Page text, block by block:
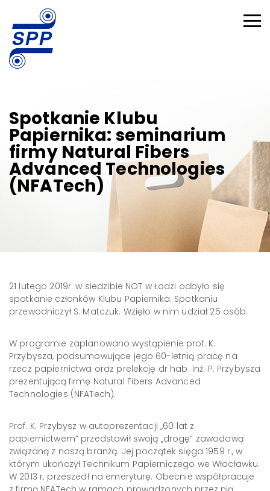
Spotkanie Klubu
Papiernika: seminarium
firmy Natural Fibers
Advanced Technologies
(NFATech)
21 lutego 2019r. w siedzibie NOT w Łodzi odbyło się
spotkanie członków Klubu Papiernika. Spotkaniu
przewodniczył S. Matczuk. Wzięło w nim udział 25 osób.
W programie zaplanowano wystąpienie prof. K.
Przybysza, podsumowujące jego 60-letnią pracę na
rzecz papiernictwa oraz prelekcję dr hab. inż. P. Przybysza
prezentującą firmę Natural Fibers Advanced
Technologies (NFATech).
Prof. K. Przybysz w autoprezentacji „60 lat z
papiernictwem” przedstawił swoją „drogę” zawodową
związaną z naszą branżą. Jej początek sięga 1959 r., w
którym ukończył Technikum Papierniczego we Włocławku.
W 2013 r. przeszedł na emeryturę. Obecnie współpracuje